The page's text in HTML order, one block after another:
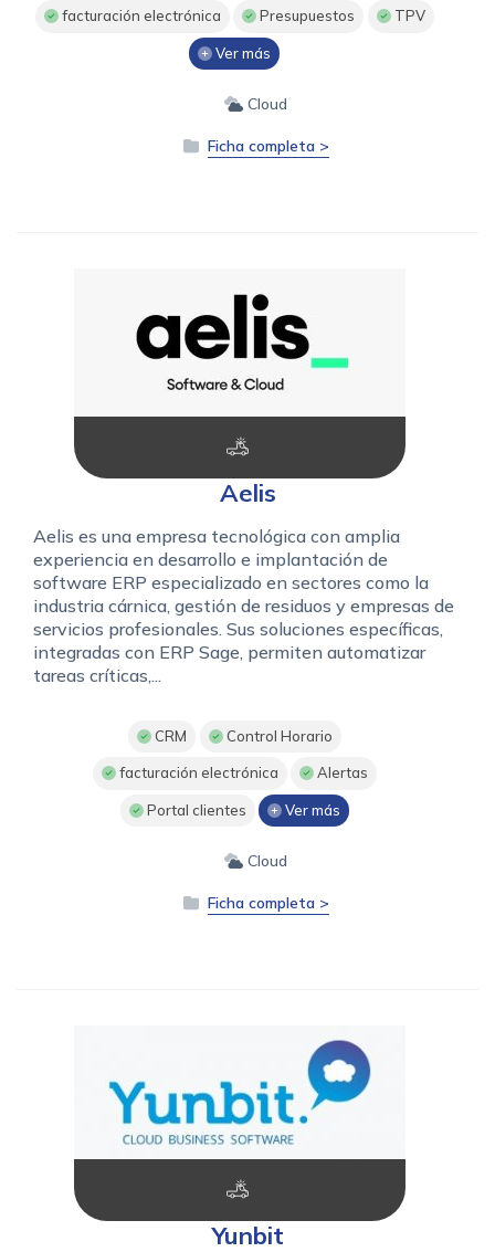
facturación electrónica Presupuestos TPV
Ver más
Cloud
Ficha completa >
Aelis
Aelis es una empresa tecnológica con amplia
experiencia en desarrollo e implantación de
software ERP especializado en sectores como la
industria cárnica, gestión de residuos y empresas de
servicios profesionales. Sus soluciones específicas,
integradas con ERP Sage, permiten automatizar
tareas críticas,...
CRM Control Horario
facturación electrónica Alertas
Portal clientes Ver más
Cloud
Ficha completa >
Yunbit